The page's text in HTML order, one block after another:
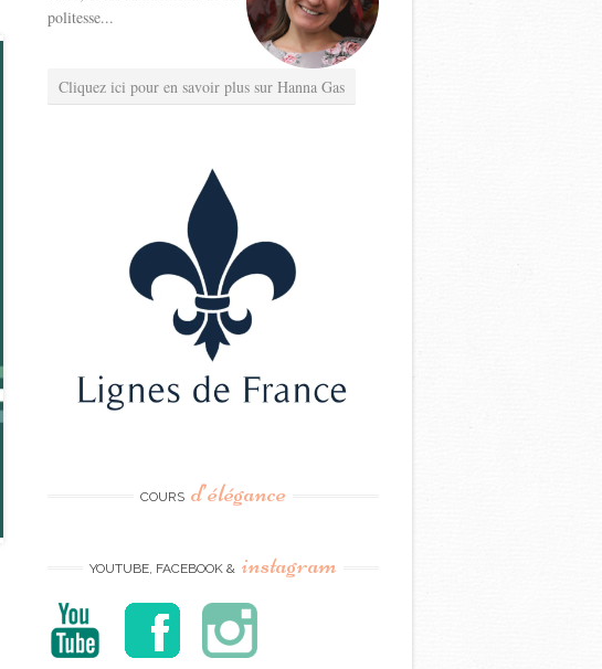
politesse...
Cliquez ici pour en savoir plus sur Hanna Gas
COURS d’élégance
YOUTUBE, FACEBOOK & instagram